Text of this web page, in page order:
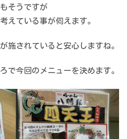
そうですが
えている事が伺えます。
施されていると安心しますね。
で今回のメニューを決めます。